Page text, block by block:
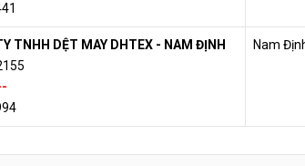
TNHH DỆT MAY DHTEX - NAM ĐỊNH
Nam